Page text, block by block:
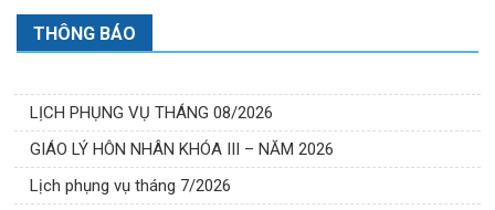
THÔNG BÁO
LỊCH PHỤNG VỤ THÁNG 08/2026
GIÁO LÝ HÔN NHÂN KHÓA III – NĂM 2026
Lịch phụng vụ tháng 7/2026